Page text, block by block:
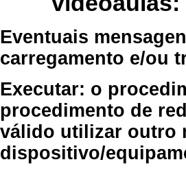
Eventuais
carregamento e/ou
Executar: o
procedimento de
válido utilizar outro
dispositivo/